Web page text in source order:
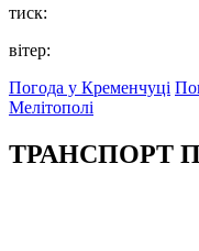
тиск:
вітер:
Погода у Кременчуці
Мелітополі
ТРАНСПОРТ